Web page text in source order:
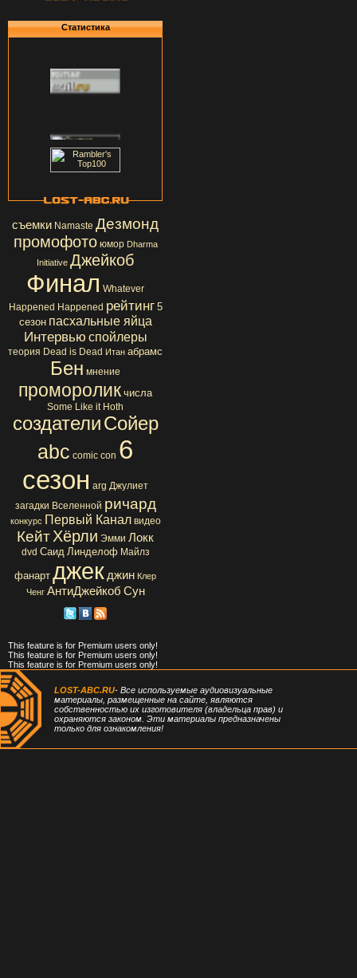
Статистика
съемки Namaste Дезмонд
промофото юмор Dharma
Initiative Джейкоб
Финал Whatever
Happened Happened рейтинг 5
сезон пасхальные яйца
Интервью спойлеры
теория Dead is Dead Итан абрамс
Бен мнение
проморолик числа
Some Like it Hoth
создателиСойер
abc comic con 6
сезон arg Джулиет
загадки Вселенной ричард
конкурс Первый Канал видео
КейтХёрли Эмми Локк
dvd Саид Линделоф Майлз
фанарт джек джин Клер
Ченг АнтиДжейкоб Сун
This feature is for Premium users only!
This feature is for Premium users only!
This feature is for Premium users only!
LOST-ABC.RU- Все используемые аудиовизуальные
материалы, размещенные на сайте, являются
собственностью их изготовителя (владельца прав) и
охраняются законом. Эти материалы предназначены
только для ознакомления!